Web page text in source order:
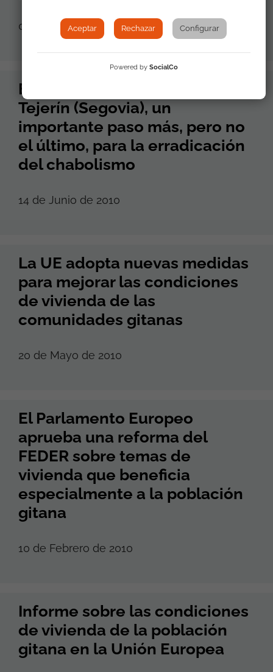
03 de Febrero de 2011
El desmantelamiento de El
Tejerín (Segovia), un
importante paso más, pero no
el último, para la erradicación
del chabolismo
14 de Junio de 2010
La UE adopta nuevas medidas
para mejorar las condiciones
de vivienda de las
comunidades gitanas
20 de Mayo de 2010
El Parlamento Europeo
aprueba una reforma del
FEDER sobre temas de
vivienda que beneficia
especialmente a la población
gitana
10 de Febrero de 2010
Informe sobre las condiciones
de vivienda de la población
gitana en la Unión Europea
Aceptar Rechazar Configurar
Powered by SocialCo